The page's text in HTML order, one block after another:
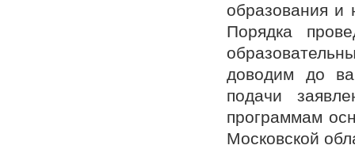
образования
Порядка
доводим до
подачи
программам
Московской